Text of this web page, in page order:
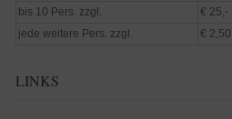
bis 10 Pers. zzgl.
€ 25,-
jede weitere Pers. zzgl.
€ 2,50
LINKS